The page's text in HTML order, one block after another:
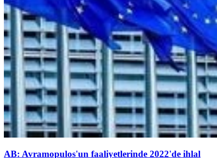
AB: Avramopulos'un faaliyetlerinde 2022'de ihlal